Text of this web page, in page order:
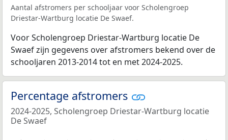
Aantal afstromers per schooljaar voor Scholengroep
Driestar-Wartburg locatie De Swaef.
Voor Scholengroep Driestar-Wartburg locatie De
Swaef zijn gegevens over afstromers bekend over de
schooljaren 2013-2014 tot en met 2024-2025.
Percentage afstromers
2024-2025, Scholengroep Driestar-Wartburg locatie
De Swaef